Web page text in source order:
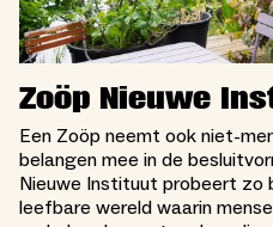
Zoöp Nieuwe
Een Zoöp neemt ook niet-
belangen mee in de
Nieuwe Instituut probeert zo
leefbare wereld waarin